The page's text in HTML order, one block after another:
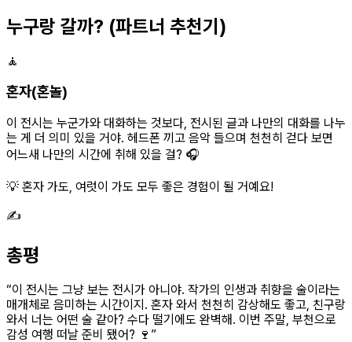
누구랑 갈까? (파트너 추천기)
🧘
혼자(혼놀)
이 전시는 누군가와 대화하는 것보다, 전시된 글과 나만의 대화를 나누
는 게 더 의미 있을 거야. 헤드폰 끼고 음악 들으며 천천히 걷다 보면
어느새 나만의 시간에 취해 있을 걸? 🎧
💡 혼자 가도, 여럿이 가도 모두 좋은 경험이 될 거예요!
✍️
총평
“이 전시는 그냥 보는 전시가 아니야. 작가의 인생과 취향을 술이라는
매개체로 음미하는 시간이지. 혼자 와서 천천히 감상해도 좋고, 친구랑
와서 너는 어떤 술 같아? 수다 떨기에도 완벽해. 이번 주말, 부천으로
감성 여행 떠날 준비 됐어? 🍷 ”